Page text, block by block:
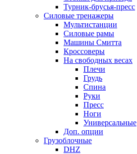
Турник-брусья-пресс
Силовые тренажеры
Мультистанции
Силовые рамы
Машины Смитта
Кроссоверы
На свободных весах
Плечи
Грудь
Спина
Руки
Пресс
Ноги
Универсальные
Доп. опции
Грузоблочные
DHZ